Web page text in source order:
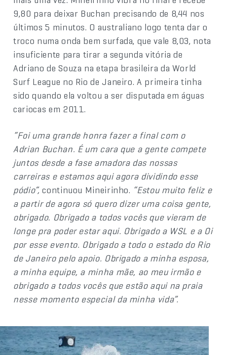
9,80 para deixar Buchan precisando de 8,44 nos
últimos 5 minutos. O australiano logo tenta dar o
troco numa onda bem surfada, que vale 8,03, nota
insuficiente para tirar a segunda vitória de
Adriano de Souza na etapa brasileira da World
Surf League no Rio de Janeiro. A primeira tinha
sido quando ela voltou a ser disputada em águas
cariocas em 2011.
“Foi uma grande honra fazer a final com o
Adrian Buchan. É um cara que a gente compete
juntos desde a fase amadora das nossas
carreiras e estamos aqui agora dividindo esse
pódio”,continuou Mineirinho. “Estou muito feliz e
a partir de agora só quero dizer uma coisa gente,
obrigado. Obrigado a todos vocês que vieram de
longe pra poder estar aqui. Obrigado a WSL e a Oi
por esse evento. Obrigado a todo o estado do Rio
de Janeiro pelo apoio. Obrigado a minha esposa,
a minha equipe, a minha mãe, ao meu irmão e
obrigado a todos vocês que estão aqui na praia
nesse momento especial da minha vida”.